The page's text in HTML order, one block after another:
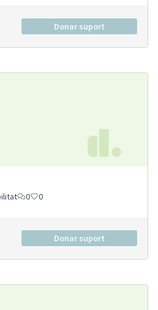
Donar suport
0 0
Donar suport